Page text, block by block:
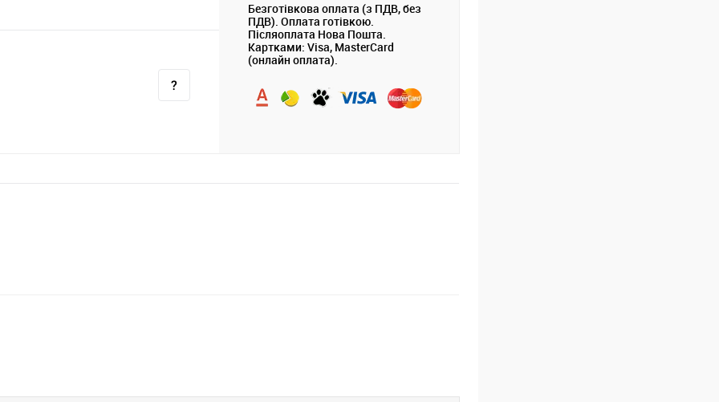
Безготівкова оплата (з ПДВ, без
ПДВ). Оплата готівкою.
Післяоплата Нова Пошта.
Картками: Visa, MasterCard
(онлайн оплата).